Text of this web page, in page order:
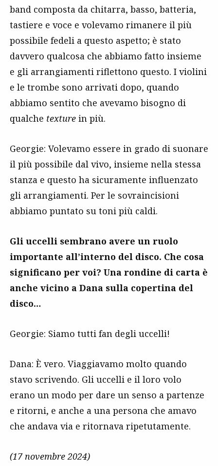
band composta da chitarra, basso, batteria,
tastiere e voce e volevamo rimanere il più
possibile fedeli a questo aspetto; è stato
davvero qualcosa che abbiamo fatto insieme
e gli arrangiamenti riflettono questo. I violini
e le trombe sono arrivati dopo, quando
abbiamo sentito che avevamo bisogno di
qualche texture in più.
Georgie: Volevamo essere in grado di suonare
il più possibile dal vivo, insieme nella stessa
stanza e questo ha sicuramente influenzato
gli arrangiamenti. Per le sovraincisioni
abbiamo puntato su toni più caldi.
Gli uccelli sembrano avere un ruolo
importante all’interno del disco. Che cosa
significano per voi? Una rondine di carta è
anche vicino a Dana sulla copertina del
disco…
Georgie: Siamo tutti fan degli uccelli!
Dana: È vero. Viaggiavamo molto quando
stavo scrivendo. Gli uccelli e il loro volo
erano un modo per dare un senso a partenze
e ritorni, e anche a una persona che amavo
che andava via e ritornava ripetutamente.
(17 novembre 2024)